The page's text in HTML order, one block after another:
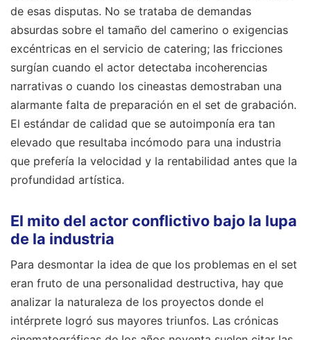
de esas disputas. No se trataba de demandas
absurdas sobre el tamaño del camerino o exigencias
excéntricas en el servicio de catering; las fricciones
surgían cuando el actor detectaba incoherencias
narrativas o cuando los cineastas demostraban una
alarmante falta de preparación en el set de grabación.
El estándar de calidad que se autoimponía era tan
elevado que resultaba incómodo para una industria
que prefería la velocidad y la rentabilidad antes que la
profundidad artística.
El mito del actor conflictivo bajo la lupa
de la industria
Para desmontar la idea de que los problemas en el set
eran fruto de una personalidad destructiva, hay que
analizar la naturaleza de los proyectos donde el
intérprete logró sus mayores triunfos. Las crónicas